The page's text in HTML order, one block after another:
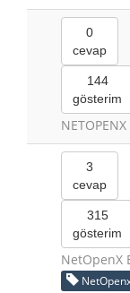
0
cevap
144
gösterim
3
cevap
315
gösterim
NetOpenX